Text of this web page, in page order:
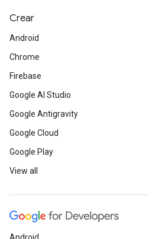
Crear
Android
Chrome
Firebase
Google AI Studio
Google Antigravity
Google Cloud
Google Play
View all